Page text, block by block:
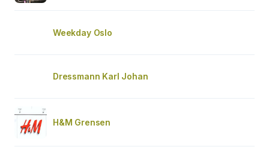
Weekday Oslo
Dressmann Karl Johan
H&M Grensen